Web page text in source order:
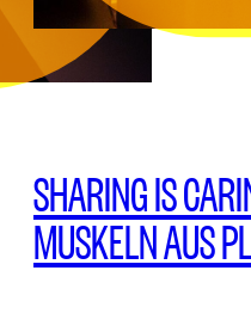
SHARING IS
MUSKELN AUS